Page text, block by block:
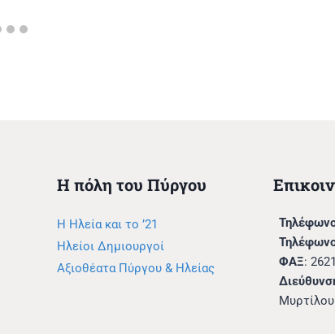
Η πόλη του Πύργου
Η Ηλεία και το ’21
Ηλείοι Δημιουργοί
Αξιοθέατα Πύργου & Ηλείας
ΦΑΞ:
Μυρτίλου